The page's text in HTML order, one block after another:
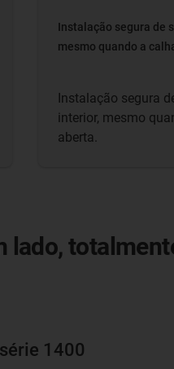
Instalação segura de
mesmo quando a
Instalação segura
interior, mesmo
aberta.
lado,
1400